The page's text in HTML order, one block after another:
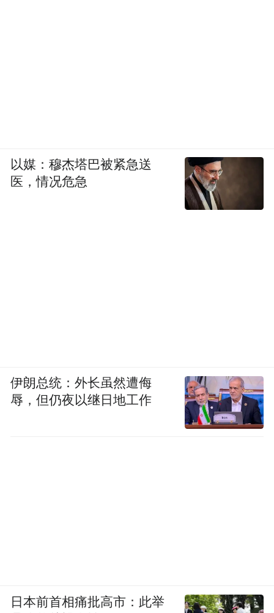
以媒：穆杰塔巴被紧急送
医，情况危急
伊朗总统：外长虽然遭侮
辱，但仍夜以继日地工作
日本前首相痛批高市：此举